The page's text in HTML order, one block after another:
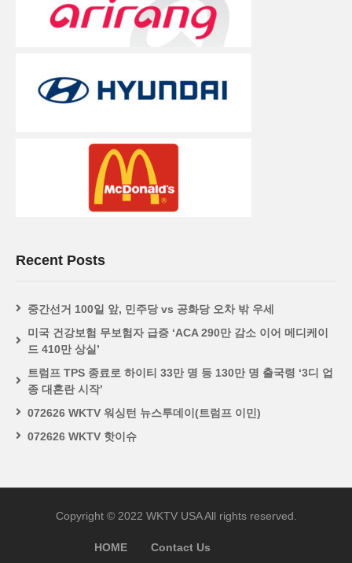
Recent Posts
중간선거 100일 앞, 민주당 vs 공화당 오차 밖 우세
미국 건강보험 무보험자 급증 ‘ACA 290만 감소 이어 메디케이
드 410만 상실’
트럼프 TPS 종료로 하이티 33만 명 등 130만 명 출국령 ‘3디 업
종 대혼란 시작’
072626 WKTV 워싱턴 뉴스투데이(트럼프 이민)
072626 WKTV 핫이슈
Copyright © 2022 WKTV USA All rights reserved.
HOME Contact Us